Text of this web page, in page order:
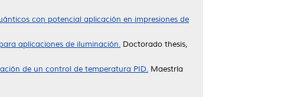
con potencial aplicación en impresiones de
aplicaciones de iluminación. Doctorado thesis,
de un control de temperatura PID. Maestría